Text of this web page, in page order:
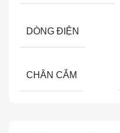
DÒNG ĐIỆN
CHÂN CẮM